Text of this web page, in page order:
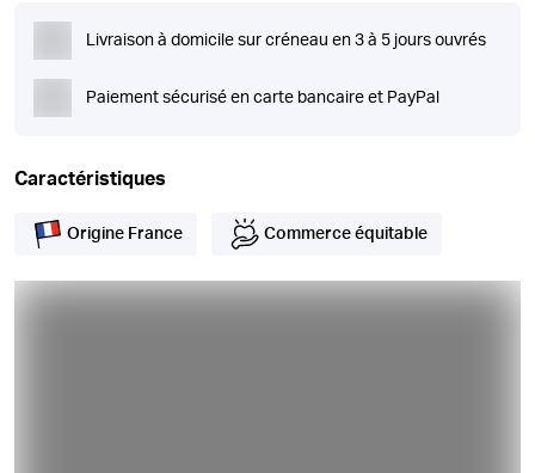
Livraison à domicile sur créneau en 3 à 5 jours ouvrés
Paiement sécurisé en carte bancaire et PayPal
Caractéristiques
Origine France Commerce équitable